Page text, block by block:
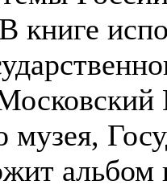
книге
музея,